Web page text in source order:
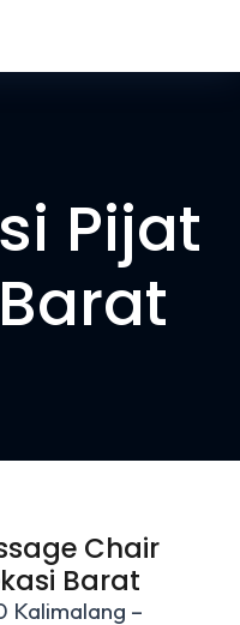
Pijat
Chair
Barat
Kalimalang –